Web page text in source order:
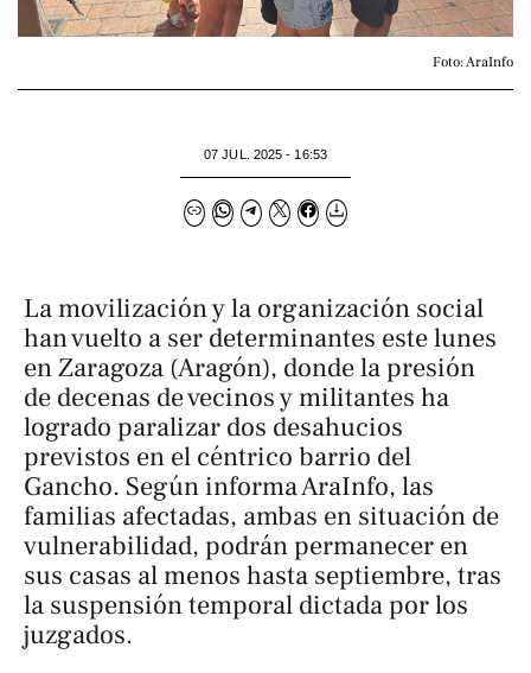
Foto: AraInfo
07 JUL. 2025 - 16:53
La movilización y la organización social
han vuelto a ser determinantes este lunes
en Zaragoza (Aragón), donde la presión
de decenas de vecinos y militantes ha
logrado paralizar dos desahucios
previstos en el céntrico barrio del
Gancho. Según informa AraInfo, las
familias afectadas, ambas en situación de
vulnerabilidad, podrán permanecer en
sus casas al menos hasta septiembre, tras
la suspensión temporal dictada por los
juzgados.